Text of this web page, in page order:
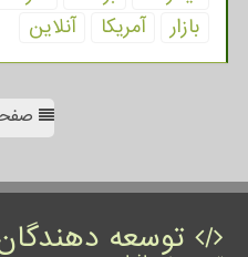
بازار
آمریكا آنلاین
توسعه